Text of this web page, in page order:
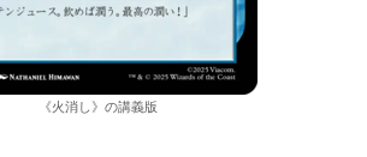
《火消し》の講義版